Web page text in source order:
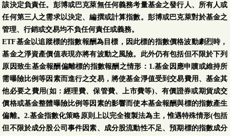
該決定負責任。彭博或巴克萊無任何義務考量基金之發行人、所有人或
任何第三人之需求以決定、編撰或計算指數。彭博或巴克萊對於基金之
管理、行銷或交易均不負任何責任或義務。
ETF基金以追蹤標的指數報酬為目標，因此標的指數價格波動劇烈時，
基金之淨資產價值表現亦將有波動之風險。此外仍有包括但不限於下列
原因致生基金報酬偏離標的指數報酬之情形：1.基金因應申贖或維持所
需曝險比例等因素而進行之交易，將使基金淨值受到交易費用、基金其
他必要之費用(如：經理費、保管費、上市費等)、有價證券或期貨成交
價格或基金整體曝險比例等因素的影響而使本基金報酬與標的指數產生
偏離。2.基金指數化策略原則上以完全複製法為主，惟遇特殊情形(包括
但不限於成分股公司事件因素、成分股流動性不足、預期標的指數成分